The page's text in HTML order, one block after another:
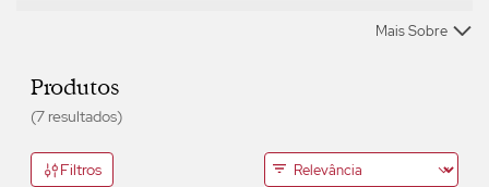
Mais Sobre
Produtos
(7 resultados)
Filtros